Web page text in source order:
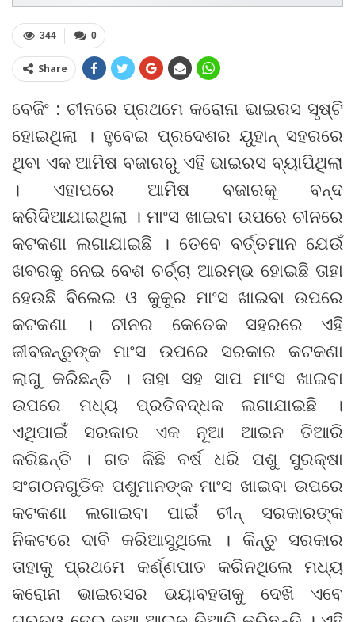
0
344
Share
ବେଜିଂ : ଚୀନରେ ପ୍ରଥମେ କରୋନା ଭାଇରସ ସୃଷ୍ଟି
ହୋଇଥିଲା । ହୁବେଇ ପ୍ରଦେଶର ୟୁହାନ୍ ସହରରେ
ଥିବା ଏକ ଆମିଷ ବଜାରରୁ ଏହି ଭାଇରସ ବ୍ୟାପିଥିଲା
। ଏହାପରେ ଆମିଷ ବଜାରକୁ ବନ୍ଦ
କରିଦିଆଯାଇଥିଲା । ମାଂସ ଖାଇବା ଉପରେ ଚୀନରେ
କଟକଣା ଲଗାଯାଇଛି । ତେବେ ବର୍ତ୍ତମାନ ଯେଉଁ
ଖବରକୁ ନେଇ ବେଶ ଚର୍ଚ୍ଚା ଆରମ୍ଭ ହୋଇଛି ତାହା
ହେଉଛି ବିଲେଇ ଓ କୁକୁର ମାଂସ ଖାଇବା ଉପରେ
କଟକଣା । ଚୀନର କେତେକ ସହରରେ ଏହି
ଜୀବଜନ୍ତୁଙ୍କ ମାଂସ ଉପରେ ସରକାର କଟକଣା
ଲାଗୁ କରିଛନ୍ତି । ତାହା ସହ ସାପ ମାଂସ ଖାଇବା
ଉପରେ ମଧ୍ୟ ପ୍ରତିବଦ୍ଧକ ଲଗାଯାଇଛି ।
ଏଥିପାଇଁ ସରକାର ଏକ ନୂଆ ଆଇନ ତିଆରି
କରିଛନ୍ତି । ଗତ କିଛି ବର୍ଷ ଧରି ପଶୁ ସୁରକ୍ଷା
ସଂଗଠନଗୁଡିକ ପଶୁମାନଙ୍କ ମାଂସ ଖାଇବା ଉପରେ
କଟକଣା ଲଗାଇବା ପାଇଁ ଚୀନ୍ ସରକାରଙ୍କ
ନିକଟରେ ଦାବି କରିଆସୁଥିଲେ । କିନ୍ତୁ ସରକାର
ତାହାକୁ ପ୍ରଥମେ କର୍ଣ୍ଣପାତ କରିନଥିଲେ ମଧ୍ୟ
କରୋନା ଭାଇରସର ଭୟାବହତାକୁ ଦେଖି ଏବେ